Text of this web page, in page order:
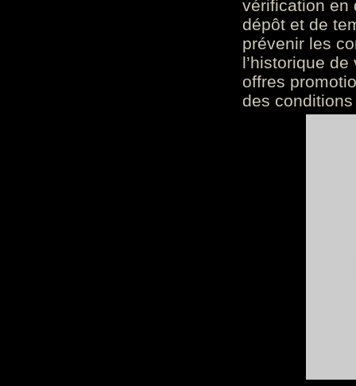
vérification en
dépôt et de
prévenir les
l’historique
offres
des